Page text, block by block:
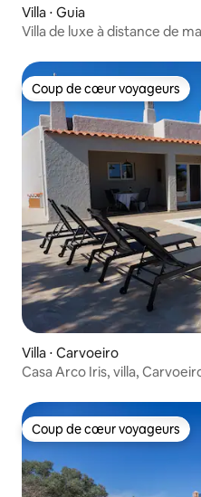
Villa ⋅ Guia
Villa de luxe à distance de
Coup de cœur voyageurs
Coup de cœur voyageurs
Villa ⋅ Carvoeiro
Casa Arco Iris, villa,
Coup de cœur voyageurs
Coup de cœur voyageurs